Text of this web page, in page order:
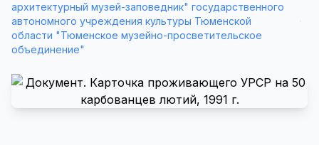
архитектурный музей-заповедник" государственного
автономного учреждения культуры Тюменской
области "Тюменское музейно-просветительское
объединение"